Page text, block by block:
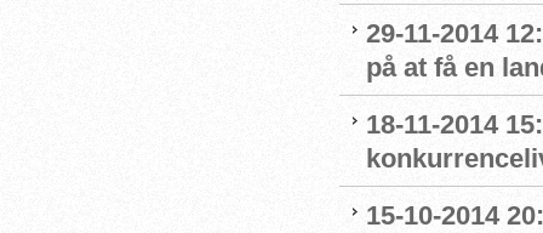
29-11-2014
på at få en
18-11-2014
15-10-2014